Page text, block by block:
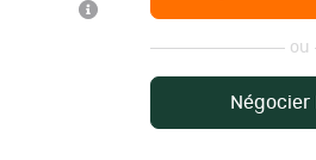
ou
Négocier